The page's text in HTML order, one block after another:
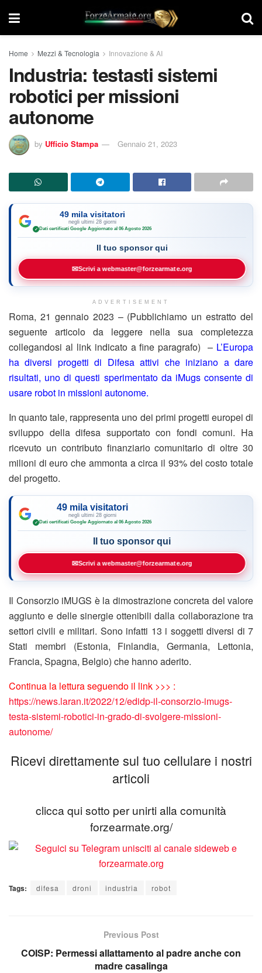
Home Mezzi & Tecnologia Innovazione & AI
Industria: testasti sistemi
robotici per missioni
autonome
by Ufficio Stampa Gennaio 21, 2023
49 mila visitatori
negli ultimi 28 giorni
✓ Dati certificati Google·Aggiornato al 06 Agosto 2026
Il tuo sponsor qui
✉Scrivi a webmaster@forzearmate.org
ADVERTISEMENT
Roma, 21 gennaio 2023 – (Pubblichiamo un estratto del
seguente articolo da leggere nella sua completezza
collegandosi al link indicato a fine paragrafo) – L’Europa
ha diversi progetti di Difesa attivi che iniziano a dare
risultati, uno di questi sperimentato da iMugs consente di
usare robot in missioni autonome.
In quanto tale, rappresenta uno dei primi progetti europei di
sviluppo della difesa supportato con fondi comuni. Ha
ricevuto un contributo finanziario comunitario di oltre 30
milioni di euro che ammonta a circa il 93% del costo totale
del progetto.
49 mila visitatori
negli ultimi 28 giorni
✓ Dati certificati Google·Aggiornato al 06 Agosto 2026
Il tuo sponsor qui
✉Scrivi a webmaster@forzearmate.org
Il Consorzio iMUGS è la dimostrazione concreta del valore
aggiunto e delle sinergie ottenibili dalla collaborazione tra
settori civili e militari. Sono infatti 13 i soggetti diversi di 7
Stati membri (Estonia, Finlandia, Germania, Lettonia,
Francia, Spagna, Belgio) che hanno aderito.
Continua la lettura seguendo il link >>> :
https://news.laran.it/2022/12/edidp-il-consorzio-imugs-
testa-sistemi-robotici-in-grado-di-svolgere-missioni-
autonome/
Ricevi direttamente sul tuo cellulare i nostri
articoli
clicca qui sotto per unirti alla comunità
forzearmate.org/
Tags: difesa droni industria robot
Previous Post
COISP: Permessi allattamento al padre anche con
madre casalinga